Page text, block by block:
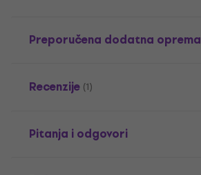
Preporučena dodatna oprema
Recenzije (1)
Pitanja i odgovori